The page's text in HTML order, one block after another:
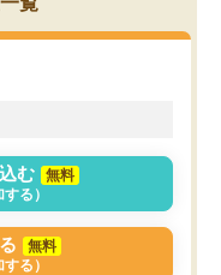
む
無料
る）
無料
る）